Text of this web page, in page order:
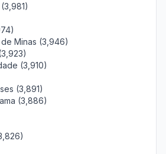
Minas (3,946)
(3,910)
(3,891)
(3,886)